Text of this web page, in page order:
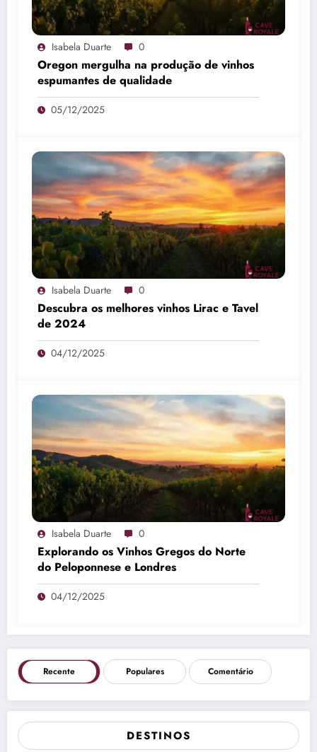
Isabela Duarte 0
Oregon mergulha na produção de vinhos
espumantes de qualidade
05/12/2025
Isabela Duarte 0
Descubra os melhores vinhos Lirac e Tavel
de 2024
04/12/2025
Isabela Duarte 0
Explorando os Vinhos Gregos do Norte
do Peloponnese e Londres
04/12/2025
Recente Populares Comentário
DESTINOS